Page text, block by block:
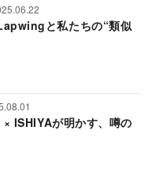
と私たちの“類似
ISHIYAが明かす、噂の